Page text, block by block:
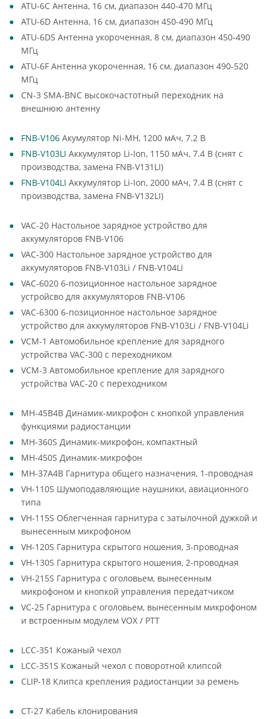
ATU-6C Антенна, 16 см, диапазон 440-470 МГц
ATU-6D Антенна, 16 см, диапазон 450-490 МГц
ATU-6DS Антенна укороченная, 8 см, диапазон 450-490
МГц
ATU-6F Антенна укороченная, 16 см, диапазон 490-520
МГц
CN-3 SMA-BNC высокочастотный переходник на
внешнюю антенну
FNB-V106 Акумулятор Ni-MH, 1200 мАч, 7.2 В
FNB-V103LI Аккумулятор Li-Ion, 1150 мАч, 7.4 В (снят с
производства, замена FNB-V131LI)
FNB-V104LI Аккумулятор Li-Ion, 2000 мАч, 7.4 В (снят с
производства, замена FNB-V132LI)
VAC-20 Настольное зарядное устройство для
аккумуляторов FNB-V106
VAC-300 Настольное зарядное устройство для
аккумуляторов FNB-V103Li / FNB-V104Li
VAC-6020 6-позиционное настольное зарядное
устройсво для аккумуляторов FNB-V106
VAC-6300 6-позиционное настольное зарядное
устройство для аккумуляторов FNB-V103Li / FNB-V104Li
VCM-1 Автомобильное крепление для зарядного
устройства VAC-300 с переходником
VCM-3 Автомобильное крепление для зарядного
устройства VAC-20 с переходником
MH-45B4B Динамик-микрофон с кнопкой управления
функциями радиостанции
MH-360S Динамик-микрофон, компактный
MH-450S Динамик-микрофон
MH-37A4B Гарнитура общего назначения, 1-проводная
VH-110S Шумоподавляющие наушники, авиационного
типа
VH-115S Облегченная гарнитура с затылочной дужкой и
вынесенным микрофоном
VH-120S Гарнитура скрытого ношения, 3-проводная
VH-130S Гарнитура скрытого ношения, 2-проводная
VH-215S Гарнитура с оголовьем, вынесенным
микрофоном и кнопкой управления передатчиком
VC-25 Гарнитура с оголовьем, вынесенным микрофоном
и встроенным модулем VOX / PTT
LCC-351 Кожаный чехол
LCC-351S Кожаный чехол с поворотной клипсой
CLIP-18 Клипса крепления радиостанции за ремень
CT-27 Кабель клонирования